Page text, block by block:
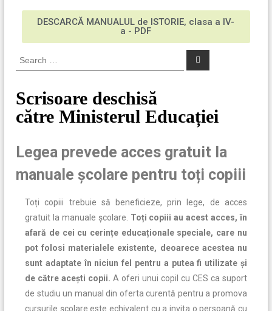
DESCARCĂ MANUALUL de ISTORIE, clasa a IV-
a - PDF
Scrisoare deschisă
către Ministerul Educației
Legea prevede acces gratuit la
manuale școlare pentru toți copiii
Toți copiii trebuie să beneficieze, prin lege, de acces
gratuit la manuale școlare. Toți copiii au acest acces, în
afară de cei cu cerințe educaționale speciale, care nu
pot folosi materialele existente, deoarece acestea nu
sunt adaptate în niciun fel pentru a putea fi utilizate și
de către acești copii.A oferi unui copil cu CES ca suport
de studiu un manual din oferta curentă pentru a promova
cursurile școlare este echivalent cu a invita o persoană cu